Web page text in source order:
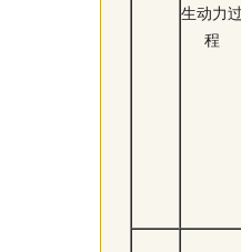
生动力过
程